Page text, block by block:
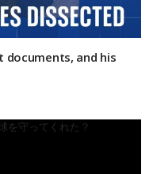
documents, and his